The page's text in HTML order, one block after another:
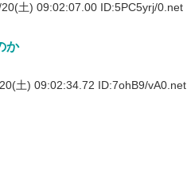
20(土) 09:02:07.00 ID:5PC5yrj/0.net
か
土) 09:02:34.72 ID:7ohB9/vA0.net